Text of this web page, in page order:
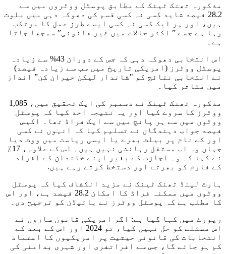
مذکورہ تھنک ٹینک کے مطابق پوسٹل ووٹروں میں سے
28.2 فیصد شاید کسی نہ کسی قسم کی دھوکہ دہی میں ملوث
ہیں، اور ہر ایک کسی نہ کسی ایسے طرز عمل کا مرتکب
رہا ہے جسے ” اکثر حالات میں غیر قانونی” سمجھا جاتا
ہے۔
اس انتخابی دھوکہ دہی کہ جس کے دوران 43% سے زیادہ
پوسٹل ووٹرز (امریکی تاریخ میں سب سے زیادہ فیصد)
نے انتخابی نتائج کو "شاندار لیکن حیران کن” انداز
میں متاثر کیا۔
مذکورہ تھنک ٹینک نے دسمبر کی ایک تحقیق میں، 1,085
ووٹرز کا سروے کیا اور یہ نتیجہ اخذ کیا کہ پوسٹل
ووٹوں میں سے ہر پانچ میں سے ایک فراڈ تھا۔ اکیس
فیصد جواب دہندگان نے تسلیم کیا کہ انہوں نے کسی
اور کے نام پر بیلٹ بھرے یا ایسی ریاست میں ووٹ دیا
جہاں وہ اب مستقل رہائشی نہیں ہیں۔ اس کے علاوہ، 17٪
نے کہا کہ وہ اجازت کے بغیر اپنے خاندان کے افراد
کے فارم کو بھرتے اور دستخط کرتے رہے ہیں.
ہارٹ لینڈ تھنک ٹینک نے مزید انکشاف کیا کہ پوسٹل
ووٹوں میں ممکنہ فراڈ کا امکان 28.2 فیصد ہے، اور اس
کا مطلب ہے کہ پوسٹل ووٹرز نے بائیڈن کو ترجیح دی۔
رپورٹ میں کہا گیا ہے: اگر امریکی قانون سازوں نے
اس مسئلے کو حل نہیں کیا، تو 2024 اور اس کے بعد کے
انتخابات کی قانونی حیثیت پر امریکیوں کا اعتماد
کم ہو جائے گا، جس سے افراتفری اور شہری بدامنی کی